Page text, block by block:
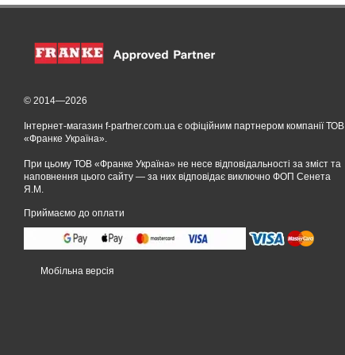
© 2014—2026
Інтернет-магазин f-partner.com.ua є офіційним партнером компанії ТОВ
«Франке Україна».
При цьому ТОВ «Франке Україна» не несе відповідальності за зміст та
наповнення цього сайту — за них відповідає виключно ФОП Сенета
Я.М.
Приймаємо до оплати
Мобільна версія